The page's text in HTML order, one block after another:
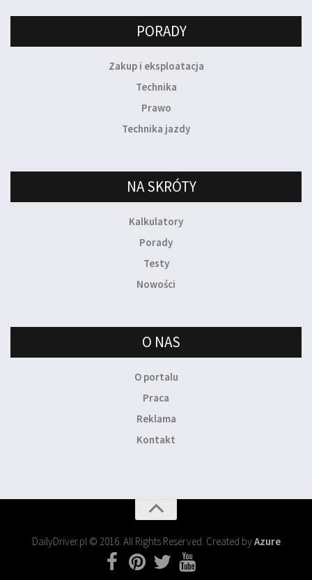
PORADY
Zakup i eksploatacja
Technika
Prawo
Technika jazdy
NA SKRÓTY
Kalkulatory
Porady
Testy
Nowości
O NAS
O portalu
Praca
Reklama
Kontakt
DailyDriver.pl © 2016. All Rights Reserved. Created byAzure